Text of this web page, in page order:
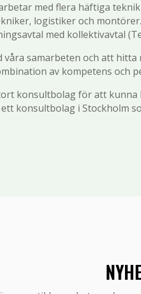
med flera häftiga
logistiker och
med kollektivavtal
våra samarbeten och att
av kompetens och
konsultbolag för att kunna
ett konsultbolag i Stockholm